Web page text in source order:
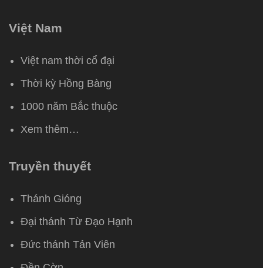
Việt Nam
Việt nam thời cổ đại
Thời kỳ Hồng Bàng
1000 năm Bắc thuộc
Xem thêm…
Truyền thuyết
Thánh Gióng
Đại thánh Từ Đạo Hạnh
Đức thánh Tản Viên